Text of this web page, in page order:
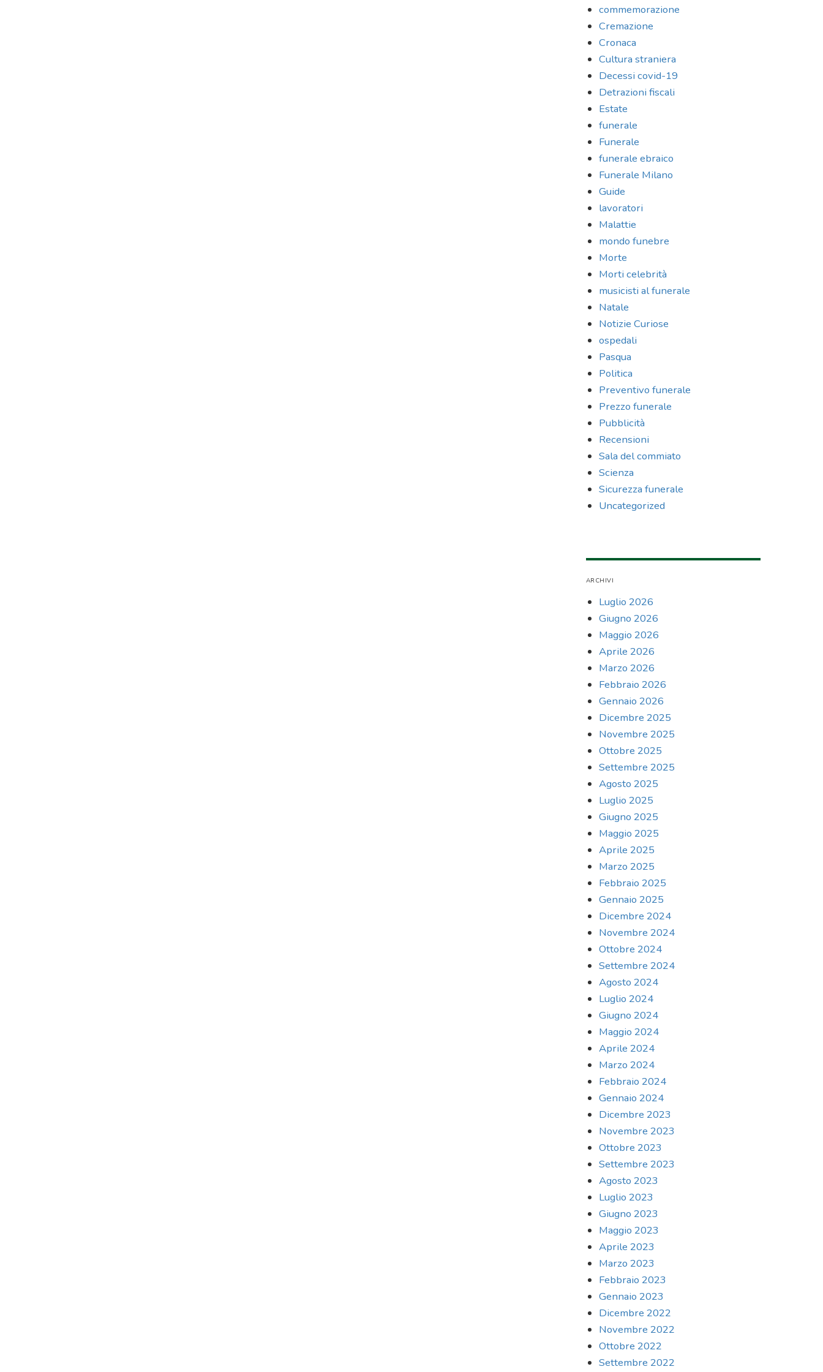
commemorazione
Cremazione
Cronaca
Cultura straniera
Decessi covid-19
Detrazioni fiscali
Estate
funerale
Funerale
funerale ebraico
Funerale Milano
Guide
lavoratori
Malattie
mondo funebre
Morte
Morti celebrità
musicisti al funerale
Natale
Notizie Curiose
ospedali
Pasqua
Politica
Preventivo funerale
Prezzo funerale
Pubblicità
Recensioni
Sala del commiato
Scienza
Sicurezza funerale
Uncategorized
ARCHIVI
Luglio 2026
Giugno 2026
Maggio 2026
Aprile 2026
Marzo 2026
Febbraio 2026
Gennaio 2026
Dicembre 2025
Novembre 2025
Ottobre 2025
Settembre 2025
Agosto 2025
Luglio 2025
Giugno 2025
Maggio 2025
Aprile 2025
Marzo 2025
Febbraio 2025
Gennaio 2025
Dicembre 2024
Novembre 2024
Ottobre 2024
Settembre 2024
Agosto 2024
Luglio 2024
Giugno 2024
Maggio 2024
Aprile 2024
Marzo 2024
Febbraio 2024
Gennaio 2024
Dicembre 2023
Novembre 2023
Ottobre 2023
Settembre 2023
Agosto 2023
Luglio 2023
Giugno 2023
Maggio 2023
Aprile 2023
Marzo 2023
Febbraio 2023
Gennaio 2023
Dicembre 2022
Novembre 2022
Ottobre 2022
Settembre 2022